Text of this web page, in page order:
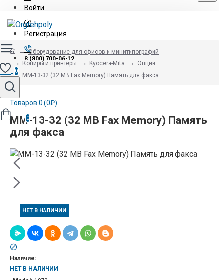
Войти
Регистрация
8 (800) 700-06-12
0
Товаров 0 (0₽)
0
Оборудование для офисов и минитипографий
Копиры и принтеры
Kyocera-Mita
Опции
MM-13-32 (32 MB Fax Memory) Память для факса
MM-13-32 (32 MB Fax Memory) Память
для факса
НЕТ В НАЛИЧИИ
Наличие:
НЕТ В НАЛИЧИИ